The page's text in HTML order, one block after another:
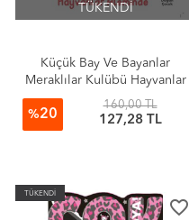
TÜKENDİ
Küçük Bay Ve Bayanlar
Meraklılar Kulübü Hayvanlar
Aleminde
%20
160,00 TL
127,28 TL
TÜKENDİ
favorite_border